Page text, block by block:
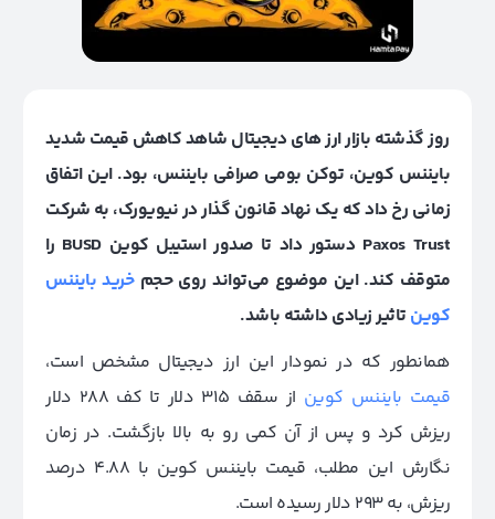
روز گذشته بازار ارز های دیجیتال شاهد کاهش قیمت شدید
بایننس کوین، توکن بومی صرافی بایننس، بود. این اتفاق
زمانی رخ داد که یک نهاد قانون گذار در نیویورک، به شرکت
Paxos Trust دستور داد تا صدور استیبل کوین BUSD را
متوقف کند. این موضوع می‌تواند روی حجمخرید بایننس
کوین تاثیر زیادی داشته باشد.
همانطور که در نمودار این ارز دیجیتال مشخص است،
قیمت بایننس کوین
از سقف 315 دلار تا کف 288 دلار
ریزش کرد و پس از آن کمی رو به بالا بازگشت. در زمان
نگارش این مطلب، قیمت بایننس کوین با 4.88 درصد
ریزش، به 293 دلار رسیده است.